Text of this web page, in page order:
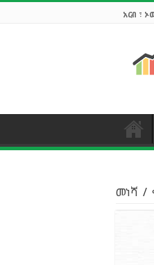
አርብ ፣
መነሻ /